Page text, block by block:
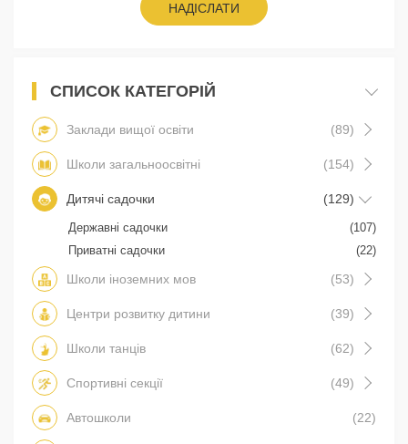
НАДІСЛАТИ
СПИСОК КАТЕГОРІЙ
Заклади вищої освіти (89)
Школи загальноосвітні (154)
Дитячі садочки (129)
Державні садочки
(107)
Приватні садочки
(22)
Школи іноземних мов (53)
Центри розвитку дитини (39)
Школи танців (62)
Спортивні секції (49)
Автошколи (22)